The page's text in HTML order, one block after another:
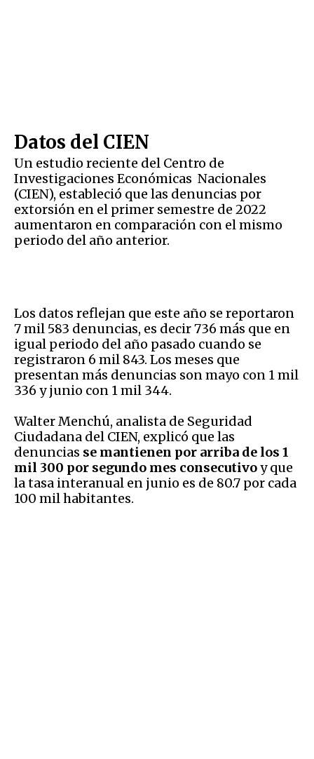
Datos del CIEN
Un estudio reciente del Centro de
Investigaciones Económicas Nacionales
(CIEN), estableció que las denuncias por
extorsión en el primer semestre de 2022
aumentaron en comparación con el mismo
periodo del año anterior.
Los datos reflejan que este año se reportaron
7 mil 583 denuncias, es decir 736 más que en
igual periodo del año pasado cuando se
registraron 6 mil 843. Los meses que
presentan más denuncias son mayo con 1 mil
336 y junio con 1 mil 344.
Walter Menchú, analista de Seguridad
Ciudadana del CIEN, explicó que las
denuncias se mantienen por arriba de los 1
mil 300 por segundo mes consecutivoy que
la tasa interanual en junio es de 80.7 por cada
100 mil habitantes.